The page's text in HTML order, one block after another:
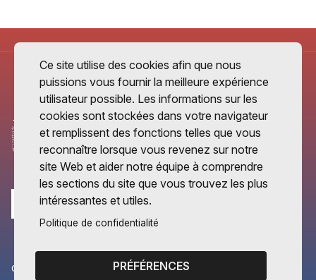
CANTONS PARTENAIRES
Ce site utilise des cookies afin que nous
puissions vous fournir la meilleure expérience
utilisateur possible. Les informations sur les
cookies sont stockées dans votre navigateur
et remplissent des fonctions telles que vous
reconnaître lorsque vous revenez sur notre
site Web et aider notre équipe à comprendre
les sections du site que vous trouvez les plus
intéressantes et utiles.
Politique de confidentialité
PRÉFÉRENCES